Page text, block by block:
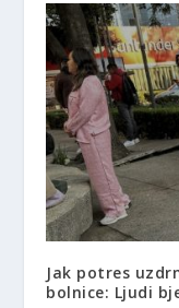
Jak potres
bolnice: Ljudi